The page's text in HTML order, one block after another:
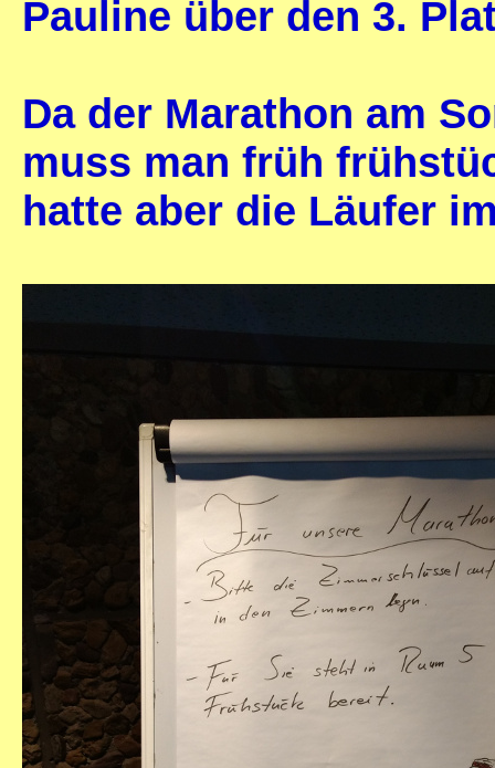
Pauline über den 3.
Da der Marathon am
muss man früh
hatte aber die Läufer